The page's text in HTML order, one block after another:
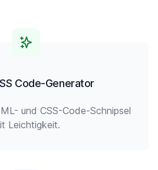
Code-Generator
und CSS-Code-Schnipsel
Leichtigkeit.